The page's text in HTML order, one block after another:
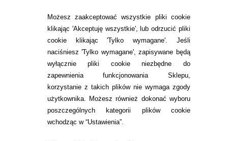
Możesz zaakceptować wszystkie pliki cookie
klikając 'Akceptuję wszystkie', lub odrzucić pliki
cookie klikając 'Tylko wymagane'. Jeśli
naciśniesz 'Tylko wymagane', zapisywane będą
wyłącznie pliki cookie niezbędne do
zapewnienia funkcjonowania Sklepu,
korzystanie z takich plików nie wymaga zgody
użytkownika. Możesz również dokonać wyboru
poszczególnych kategorii plików cookie
wchodząc w “Ustawienia”.
SOCZEWKI KOLOROWE
Zwrot (odstąpienie od umowy)
ZMIEŃ USTAWIENIA ZGODY NA CIASTECZKA
KONTAKT
telefon:
22 113 44 42
telefon:
732 08 08 72